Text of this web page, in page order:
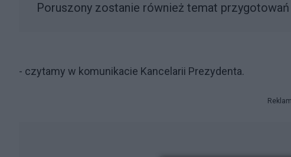
Poruszony zostanie również temat
- czytamy w komunikacie Kancelarii Prezydenta.